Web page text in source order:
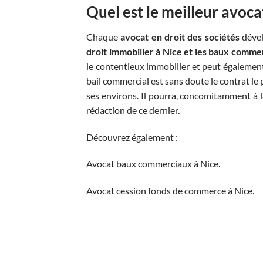
Quel est le meilleur
Chaqueavocat en droit des sociétés
droit immobilier à Nice et les baux
le contentieux immobilier et peut
bail commercial est sans doute le contrat
ses environs. Il pourra, concomitamment à
rédaction de ce dernier.
Découvrez également :
Avocat baux commerciaux à Nice.
Avocat cession fonds de commerce à Nice.